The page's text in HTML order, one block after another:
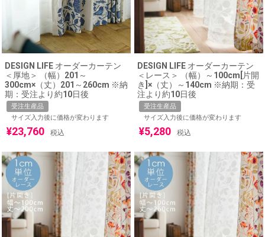
DESIGN LIFE オーダーカーテン
＜厚地＞ （幅）201～
300cm×（丈）201～260cm ※納
期：受注より約10日後
受注生産品
サイズ入力後に価格が変わります
¥23,760 税込
DESIGN LIFE オーダーカーテン
＜レース＞ （幅）～100cm[片開
き]×（丈）～140cm ※納期：受
注より約10日後
受注生産品
サイズ入力後に価格が変わります
¥5,280 税込